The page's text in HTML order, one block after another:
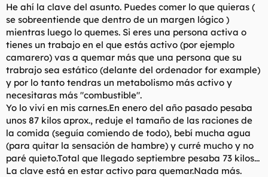
He ahí la clave del asunto. Puedes comer lo que quieras (
se sobreentiende que dentro de un margen lógico )
mientras luego lo quemes. Si eres una persona activa o
tienes un trabajo en el que estás activo (por ejemplo
camarero) vas a quemar más que una persona que su
trabrajo sea estático (delante del ordenador for example)
y por lo tanto tendras un metabolismo más activo y
necesitaras más "combustible".
Yo lo viví en mis carnes.En enero del año pasado pesaba
unos 87 kilos aprox., reduje el tamaño de las raciones de
la comida (seguía comiendo de todo), bebí mucha agua
(para quitar la sensación de hambre) y curré mucho y no
paré quieto.Total que llegado septiembre pesaba 73 kilos...
La clave está en estar activo para quemar.Nada más.